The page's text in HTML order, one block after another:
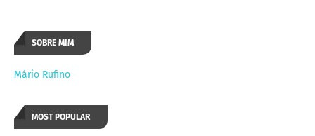
SOBRE MIM
Mário Rufino
MOST POPULAR